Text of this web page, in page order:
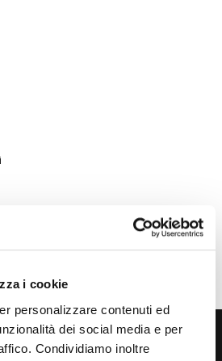
i cookie
personalizzare contenuti ed
dei social media e per
Condividiamo inoltre